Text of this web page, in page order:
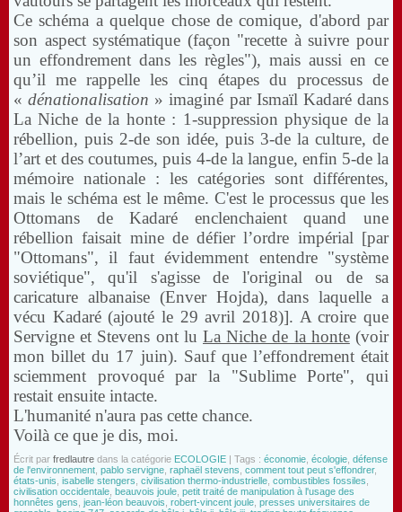
Ce schéma a quelque chose de comique, d'abord par
son aspect systématique (façon "recette à suivre pour
un effondrement dans les règles"), mais aussi en ce
qu’il me rappelle les cinq étapes du processus de
«dénationalisation » imaginé par Ismaïl Kadaré dans
La Niche de la honte : 1-suppression physique de la
rébellion, puis 2-de son idée, puis 3-de la culture, de
l’art et des coutumes, puis 4-de la langue, enfin 5-de la
mémoire nationale : les catégories sont différentes,
mais le schéma est le même. C'est le processus que les
Ottomans de Kadaré enclenchaient quand une
rébellion faisait mine de défier l’ordre impérial [par
"Ottomans", il faut évidemment entendre "système
soviétique", qu'il s'agisse de l'original ou de sa
caricature albanaise (Enver Hojda), dans laquelle a
vécu Kadaré (ajouté le 29 avril 2018)]. A croire que
Servigne et Stevens ont lu La Niche de la honte(voir
mon billet du 17 juin). Sauf que l’effondrement était
sciemment provoqué par la "Sublime Porte", qui
restait ensuite intacte.
L'humanité n'aura pas cette chance.
Voilà ce que je dis, moi.
Écrit par fredlautre dans la catégorie ECOLOGIE | Tags : économie écologie défense
de l'environnement pablo servigne raphaël stevens comment tout peut s'effondrer,
états-unis isabelle stengers civilisation thermo-industrielle combustibles fossiles
civilisation occidentale beauvois joule petit traité de manipulation à l'usage des
honnêtes gens jean-léon beauvois robert-vincent joule presses universitaires de